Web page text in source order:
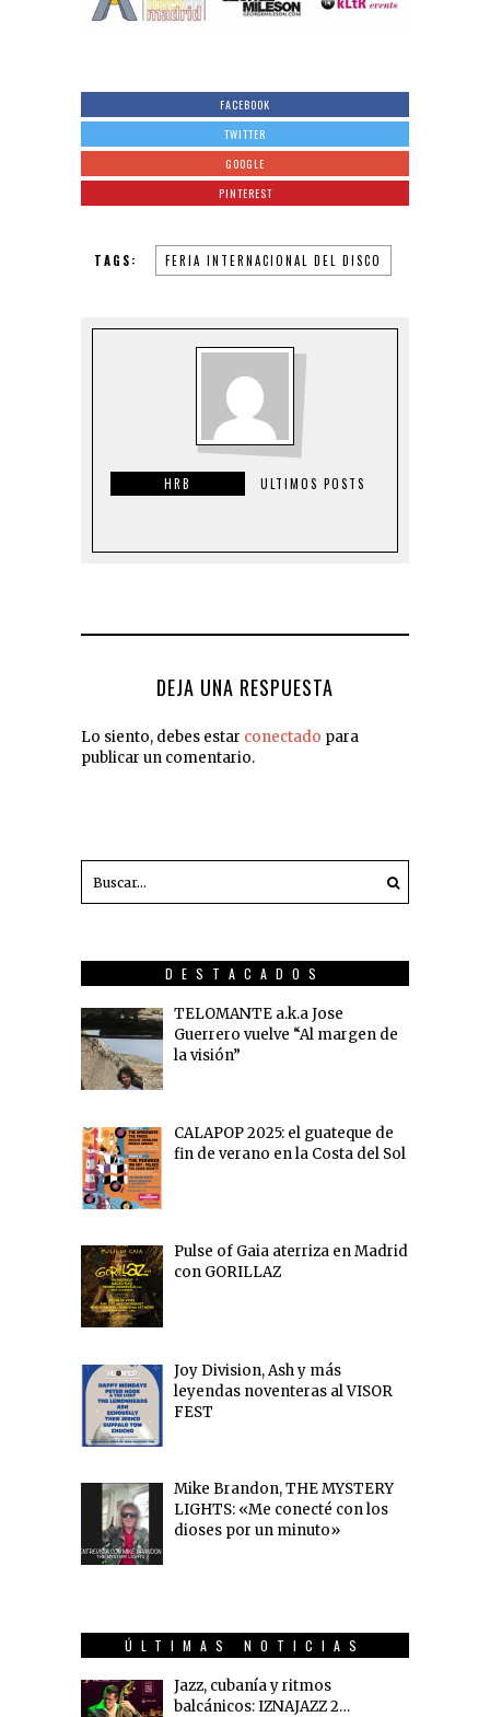
FACEBOOK
TWITTER
GOOGLE
PINTEREST
TAGS: FERIA INTERNACIONAL DEL DISCO
HRB ULTIMOS POSTS
DEJA UNA RESPUESTA
Lo siento, debes estar conectado para
publicar un comentario.
DESTACADOS
TELOMANTE a.k.a Jose
Guerrero vuelve “Al margen de
la visión”
CALAPOP 2025: el guateque de
fin de verano en la Costa del Sol
Pulse of Gaia aterriza en Madrid
con GORILLAZ
Joy Division, Ash y más
leyendas noventeras al VISOR
FEST
Mike Brandon, THE MYSTERY
LIGHTS: «Me conecté con los
dioses por un minuto»
ÚLTIMAS NOTICIAS
Jazz, cubanía y ritmos
balcánicos: IZNAJAZZ 2…